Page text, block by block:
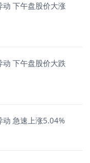
下午盘股价大涨
下午盘股价大跌
急速上涨5.04%